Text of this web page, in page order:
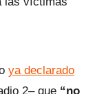
ya declarado
2– que “no